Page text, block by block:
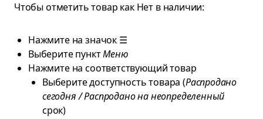
Чтобы отметить товар как Нет в наличии:
Нажмите на значок ☰
Выберите пунктМеню
Нажмите на соответствующий товар
Выберите доступность товара (Распродано
сегодня / Распродано на неопределенный
срок)